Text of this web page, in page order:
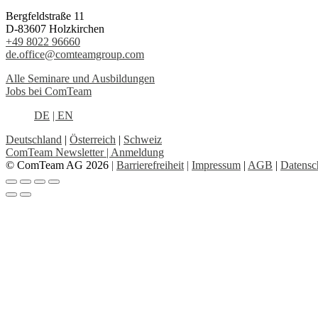
Bergfeldstraße 11
D-83607 Holzkirchen
+49 8022 96660
de.office@comteamgroup.com
Alle Seminare und Ausbildungen
Jobs bei ComTeam
DE | EN
Deutschland | Österreich | Schweiz
ComTeam Newsletter | Anmeldung
© ComTeam AG 2026 | Barrierefreiheit | Impressum | AGB |